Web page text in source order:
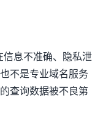
息不准确、隐私泄
不是专业域名服务
查询数据被不良第